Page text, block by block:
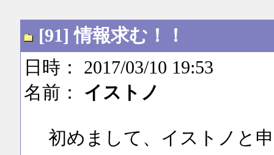
[91] 情報求む！！
日時： 2017/03/10 19:53
名前： イストノ
初めまして、イストノと